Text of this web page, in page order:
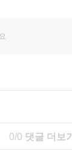
0/0 댓글 더보기